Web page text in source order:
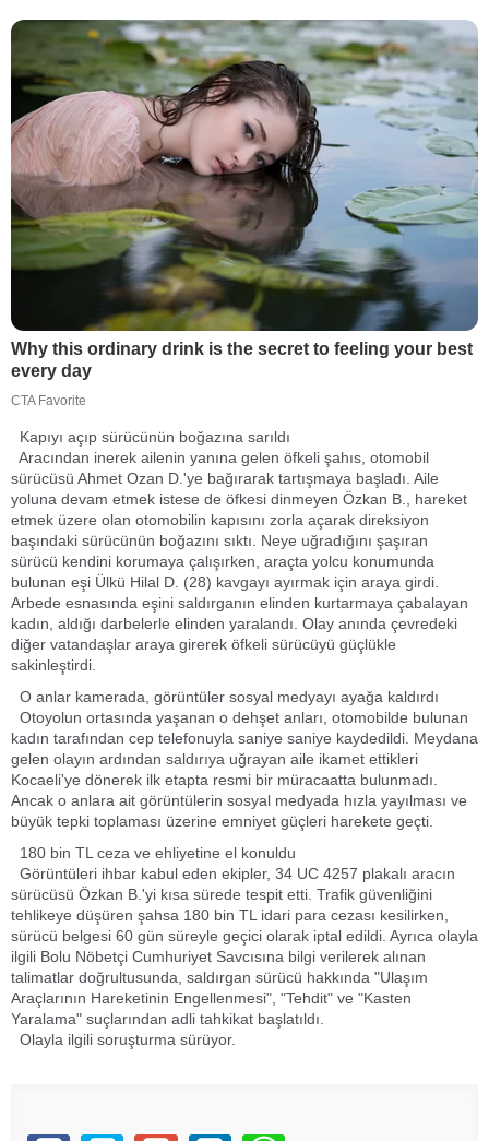
Kapıyı açıp sürücünün boğazına sarıldı
Aracından inerek ailenin yanına gelen öfkeli şahıs, otomobil
sürücüsü Ahmet Ozan D.'ye bağırarak tartışmaya başladı. Aile
yoluna devam etmek istese de öfkesi dinmeyen Özkan B., hareket
etmek üzere olan otomobilin kapısını zorla açarak direksiyon
başındaki sürücünün boğazını sıktı. Neye uğradığını şaşıran
sürücü kendini korumaya çalışırken, araçta yolcu konumunda
bulunan eşi Ülkü Hilal D. (28) kavgayı ayırmak için araya girdi.
Arbede esnasında eşini saldırganın elinden kurtarmaya çabalayan
kadın, aldığı darbelerle elinden yaralandı. Olay anında çevredeki
diğer vatandaşlar araya girerek öfkeli sürücüyü güçlükle
sakinleştirdi.
O anlar kamerada, görüntüler sosyal medyayı ayağa kaldırdı
Otoyolun ortasında yaşanan o dehşet anları, otomobilde bulunan
kadın tarafından cep telefonuyla saniye saniye kaydedildi. Meydana
gelen olayın ardından saldırıya uğrayan aile ikamet ettikleri
Kocaeli'ye dönerek ilk etapta resmi bir müracaatta bulunmadı.
Ancak o anlara ait görüntülerin sosyal medyada hızla yayılması ve
büyük tepki toplaması üzerine emniyet güçleri harekete geçti.
180 bin TL ceza ve ehliyetine el konuldu
Görüntüleri ihbar kabul eden ekipler, 34 UC 4257 plakalı aracın
sürücüsü Özkan B.'yi kısa sürede tespit etti. Trafik güvenliğini
tehlikeye düşüren şahsa 180 bin TL idari para cezası kesilirken,
sürücü belgesi 60 gün süreyle geçici olarak iptal edildi. Ayrıca olayla
ilgili Bolu Nöbetçi Cumhuriyet Savcısına bilgi verilerek alınan
talimatlar doğrultusunda, saldırgan sürücü hakkında "Ulaşım
Araçlarının Hareketinin Engellenmesi", "Tehdit" ve "Kasten
Yaralama" suçlarından adli tahkikat başlatıldı.
Olayla ilgili soruşturma sürüyor.